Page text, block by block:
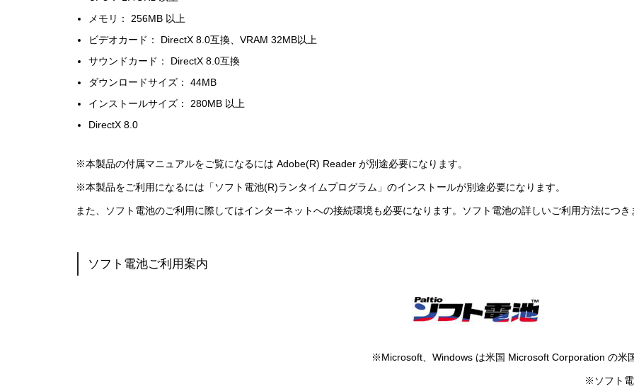
メモリ： 256MB 以上
ビデオカード： DirectX 8.0互換、VRAM 32MB以上
サウンドカード： DirectX 8.0互換
ダウンロードサイズ： 44MB
インストールサイズ： 280MB 以上
DirectX 8.0
※本製品の付属マニュアルをご覧になるには Adobe(R) Reader が別途必要になります。
※本製品をご利用になるには「ソフト電池(R)ランタイムプログラム」のインストールが別途必要になります。
また、ソフト電池のご利用に際してはインターネットへの接続環境も必要になります。ソフト電池の詳しいご利用方法につ
ソフト電池ご利用案内
※Microsoft、Windows は米国 Microsoft Corporation の米
※ソフト